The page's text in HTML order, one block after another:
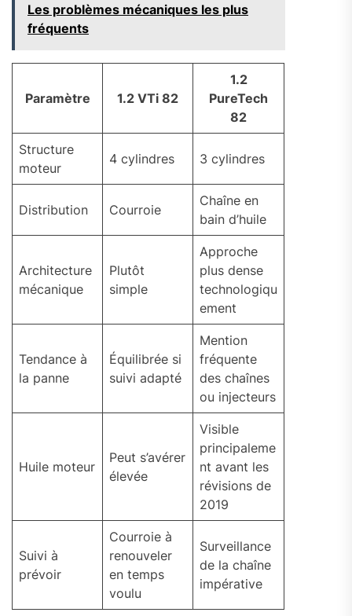
Les problèmes mécaniques les plus
fréquents
Paramètre 1.2 VTi 82
1.2
PureTech
82
Structure
moteur
4 cylindres 3 cylindres
Distribution Courroie
Chaîne en
bain d’huile
Architecture
mécanique
Plutôt
simple
Approche
plus dense
technologiqu
ement
Tendance à
la panne
Équilibrée si
suivi adapté
Mention
fréquente
des chaînes
ou injecteurs
Huile moteur
Peut s’avérer
élevée
Visible
principaleme
nt avant les
révisions de
2019
Suivi à
prévoir
Courroie à
renouveler
en temps
voulu
Surveillance
de la chaîne
impérative